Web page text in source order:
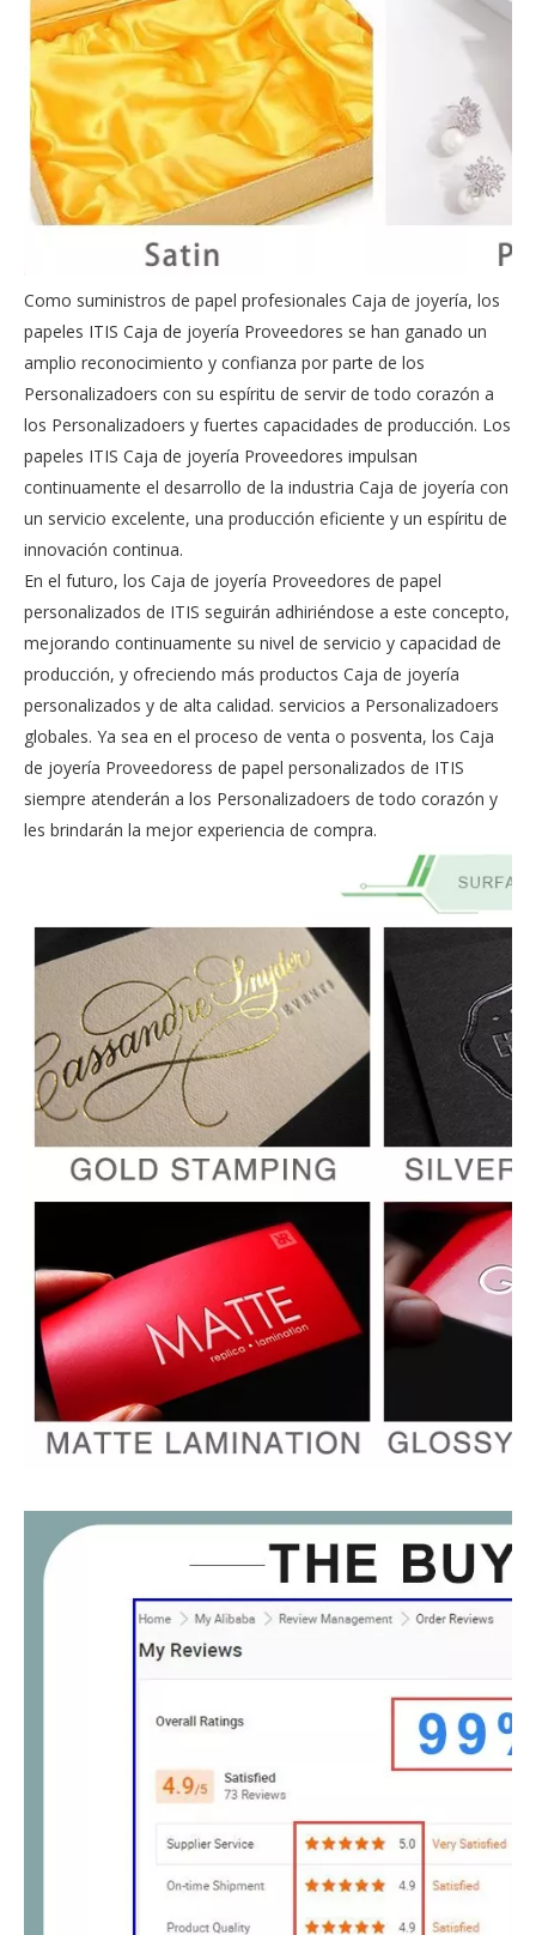
Como suministros de papel profesionales Caja de joyería, los
papeles ITIS Caja de joyería Proveedores se han ganado un
amplio reconocimiento y confianza por parte de los
Personalizadoers con su espíritu de servir de todo corazón a
los Personalizadoers y fuertes capacidades de producción. Los
papeles ITIS Caja de joyería Proveedores impulsan
continuamente el desarrollo de la industria Caja de joyería con
un servicio excelente, una producción eficiente y un espíritu de
innovación continua.
En el futuro, los Caja de joyería Proveedores de papel
personalizados de ITIS seguirán adhiriéndose a este concepto,
mejorando continuamente su nivel de servicio y capacidad de
producción, y ofreciendo más productos Caja de joyería
personalizados y de alta calidad. servicios a Personalizadoers
globales. Ya sea en el proceso de venta o posventa, los Caja
de joyería Proveedoress de papel personalizados de ITIS
siempre atenderán a los Personalizadoers de todo corazón y
les brindarán la mejor experiencia de compra.